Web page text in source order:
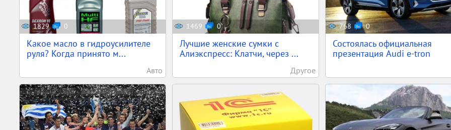
1829 0
Какое масло в гидроусилителе
руля? Когда принято м...
Авто
1469 0
Лучшие женские сумки с
Алиэкспресс: Клатчи, через ...
Другое
768 0
Состоялась официальная
презентация Audi e-tron